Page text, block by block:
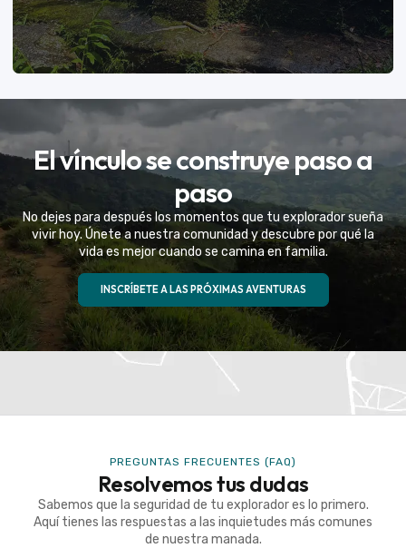
Eventos Especiales
Celebramos la vida de tu mejor amigo con una
experiencia fuera de serie
VER MÁS
El vínculo se construye paso a
paso
No dejes para después los momentos que tu explorador sueña
vivir hoy. Únete a nuestra comunidad y descubre por qué la
vida es mejor cuando se camina en familia.
INSCRÍBETE A LAS PRÓXIMAS AVENTURAS
PREGUNTAS FRECUENTES (FAQ)
Resolvemos tus dudas
Sabemos que la seguridad de tu explorador es lo primero.
Aquí tienes las respuestas a las inquietudes más comunes
de nuestra manada.